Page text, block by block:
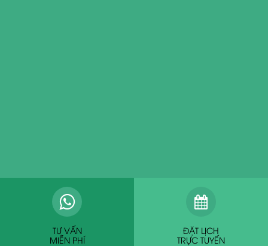
TƯ VẤN
MIỄN PHÍ
ĐẶT LỊCH
TRỰC TUYẾN